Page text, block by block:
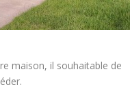
maison, il souhaitable de